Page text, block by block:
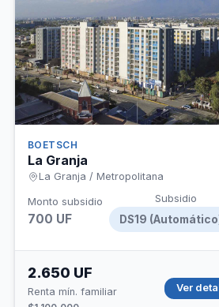
BOETSCH
La Granja
La Granja / Metropolitana
Monto subsidio
700 UF
Subsidio
DS19
2.650 UF
Renta mín. familiar
Ver